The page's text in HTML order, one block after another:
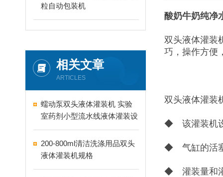
粒自动包装机
相关文章
ARTICLES
蠕动泵双头液体灌装机 实验
室药剂小型流水线液体灌装设
备
200-800ml清洁洗涤用品双头
液体灌装机规格
酸奶牛奶纯净
双头液体灌装
巧，操作方便
双头液体灌装
◆ 该灌装机设
◆ 气缸的活塞
◆ 灌装量和灌